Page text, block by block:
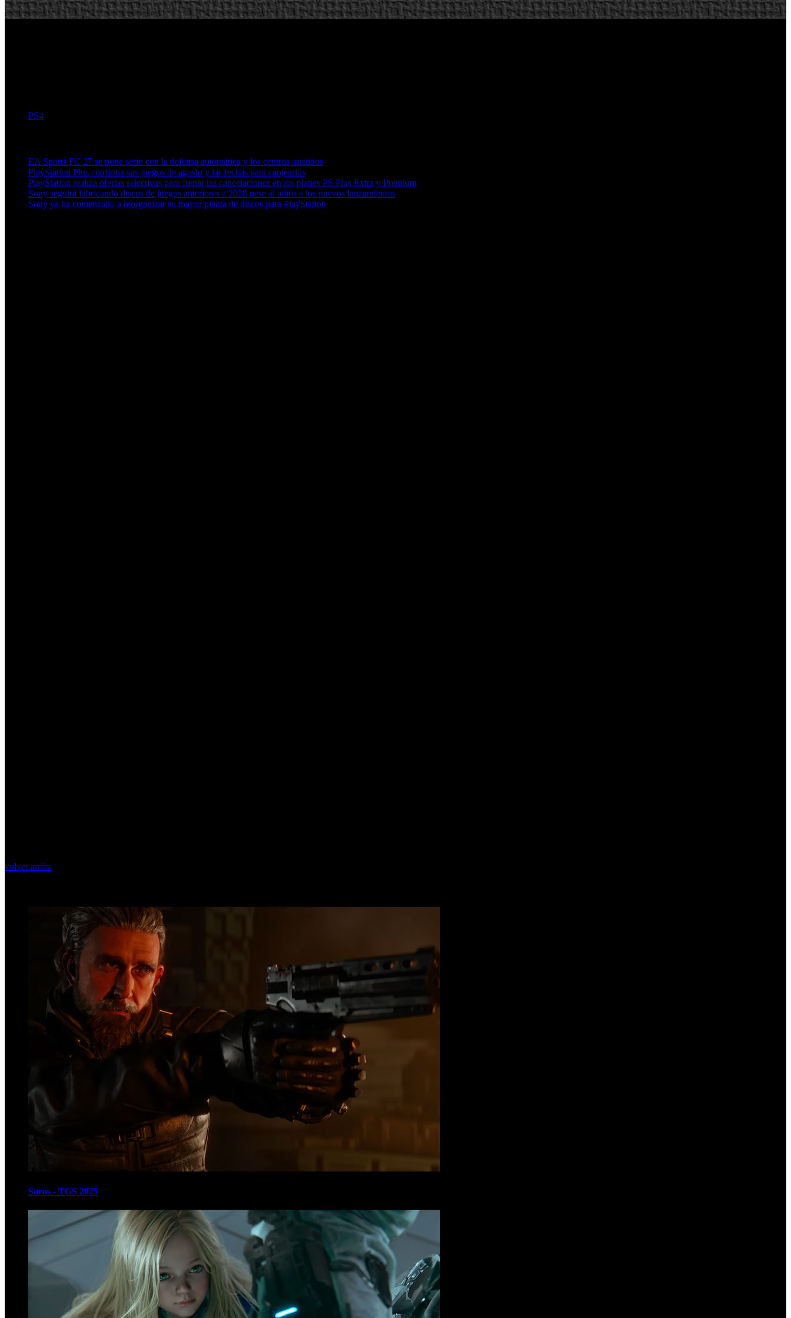
PS4
EA Sports FC 27 se pone serio con la defensa automática y los centros asistidos
PlayStation Plus confirma sus juegos de agosto y las fechas para canjearlos
PlayStation realiza ofertas selectivas para frenar las cancelaciones en los planes PS Plus Extra y Premium
Sony seguirá fabricando discos de juegos anteriores a 2028 pese al adiós a los nuevos lanzamientos
Sony ya ha comenzado a reorganizar su mayor planta de discos para PlayStation
volver arriba
Saros - TGS 2025